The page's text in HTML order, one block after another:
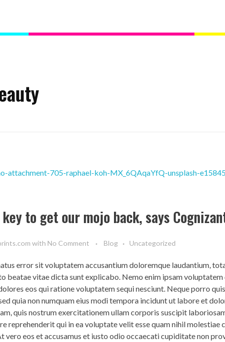
to get our mojo back, says
with No Comment Blog Uncategorized
error sit voluptatem accusantium doloremque laudantium,
beatae vitae dicta sunt explicabo. Nemo enim ipsam
eos qui ratione voluptatem sequi nesciunt. Neque porro
quia non numquam eius modi tempora incidunt ut labore et
quis nostrum exercitationem ullam corporis suscipit
reprehenderit qui in ea voluptate velit esse quam nihil molestiae
vero eos et accusamus et iusto odio occaecati cupiditate non